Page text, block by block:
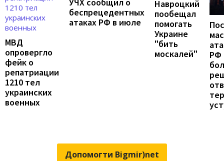
МВД
опровергло
фейк о
репатриации
1210 тел
украинских
военных
беспрецедентных
атаках РФ в июле
Навроцкий
пообещал
помогать
Украине
"бить
москалей"
РФ
Допомогти Bigmir)net